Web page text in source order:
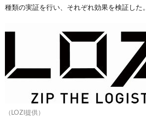
種類の実証を行い、それぞれ効果を検証した。
（LOZI提供）